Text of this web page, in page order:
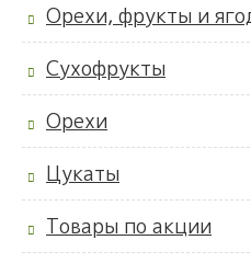
Орехи, фрукты и
Сухофрукты
Орехи
Цукаты
Товары по акции